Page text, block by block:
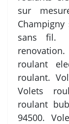
sur
sans fil.
roulant
roulant.
Volets
roulant
94500.